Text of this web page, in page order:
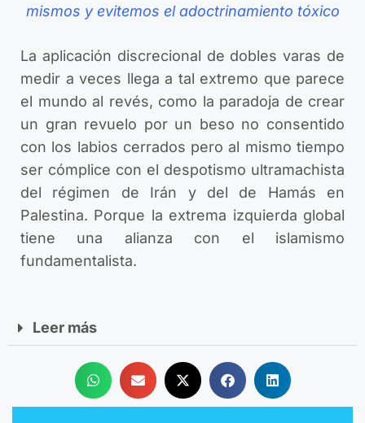
mismos y evitemos el adoctrinamiento tóxico
La aplicación discrecional de dobles varas de
medir a veces llega a tal extremo que parece
el mundo al revés, como la paradoja de crear
un gran revuelo por un beso no consentido
con los labios cerrados pero al mismo tiempo
ser cómplice con el despotismo ultramachista
del régimen de Irán y del de Hamás en
Palestina. Porque la extrema izquierda global
tiene una alianza con el islamismo
fundamentalista.
Leer más